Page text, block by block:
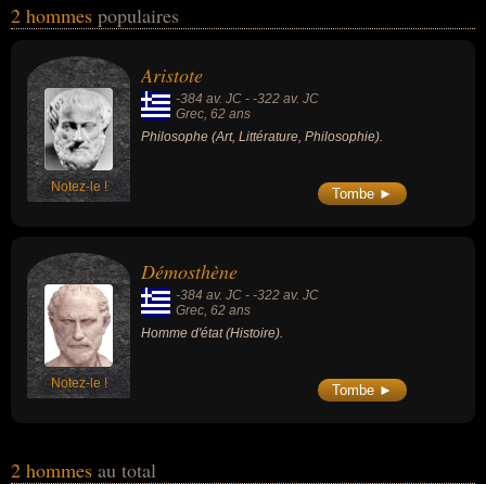
domaines de l'art, de la littérature, de la philosophie ou de l'histoire.
d'état. En ce qui concerne leurs nationalités au moment de leurs
morts, ils peuvent avoir été grec par exemple.
2 hommes populaires
Notez-le !
Aristote
-384 av. JC - -322 av. JC
Grec, 62 ans
Philosophe (Art, Littérature, Philosophie).
Tombe ►
Notez-le !
Démosthène
-384 av. JC - -322 av. JC
Grec , 62 ans
Homme d'état (Histoire).
Tombe ►
2 hommes au total